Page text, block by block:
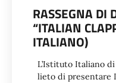
RASSEGNA DI
“ITALIAN
ITALIANO)
L’Istituto Italiano
lieto di presentare